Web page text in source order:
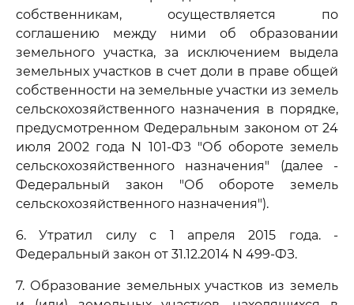
собственникам, осуществляется по
соглашению между ними об образовании
земельного участка, за исключением выдела
земельных участков в счет доли в праве общей
собственности на земельные участки из земель
сельскохозяйственного назначения в порядке,
предусмотренном Федеральным законом от 24
июля 2002 года N 101-ФЗ "Об обороте земель
сельскохозяйственного назначения" (далее -
Федеральный закон "Об обороте земель
сельскохозяйственного назначения").
6. Утратил силу с 1 апреля 2015 года. -
Федеральный закон от 31.12.2014 N 499-ФЗ.
7. Образование земельных участков из земель